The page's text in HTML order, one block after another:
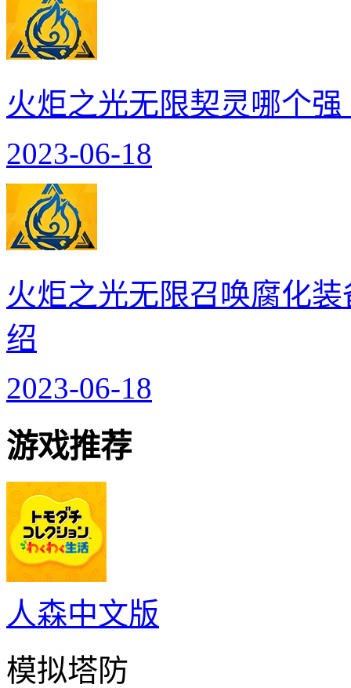
火炬之光无限契灵哪个
2023-06-18
火炬之光无限召唤腐化
绍
2023-06-18
游戏推荐
人森中文版
模拟塔防